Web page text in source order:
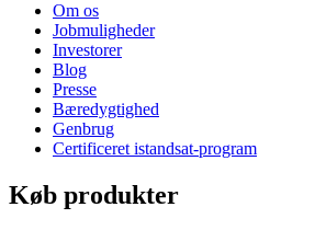
Om os
Jobmuligheder
Investorer
Blog
Presse
Bæredygtighed
Genbrug
Certificeret istandsat-program
Køb produkter